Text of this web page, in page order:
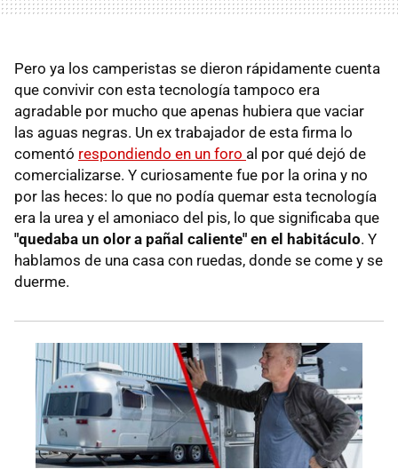
Pero ya los camperistas se dieron rápidamente cuenta
que convivir con esta tecnología tampoco era
agradable por mucho que apenas hubiera que vaciar
las aguas negras. Un ex trabajador de esta firma lo
comentó respondiendo en un foro al por qué dejó de
comercializarse. Y curiosamente fue por la orina y no
por las heces: lo que no podía quemar esta tecnología
era la urea y el amoniaco del pis, lo que significaba que
"quedaba un olor a pañal caliente" en el habitáculo. Y
hablamos de una casa con ruedas, donde se come y se
duerme.